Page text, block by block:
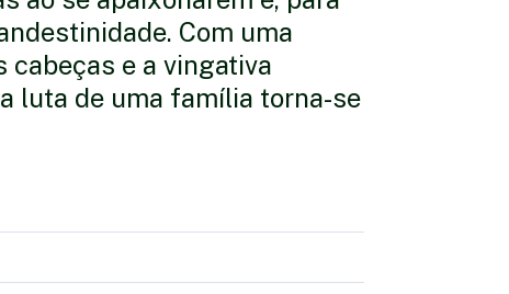
Com uma
cabeças e a vingativa
luta de uma família torna-se